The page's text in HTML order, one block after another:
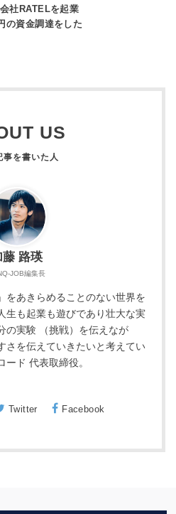
社RATELを起業
の資金調達をした
US
藤 路瑛
JOB編集長
をあきらめることのない世界を
生も起業も遊びであり壮大な実
の実験 （挑戦）を伝えなが
さを伝えていきたいと考えてい
ド 代表取締役。
Twitter Facebook